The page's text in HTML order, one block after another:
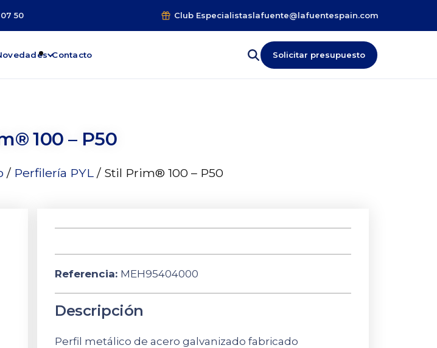
50 Club Especialistaslafuente@lafuentespain.com
Contacto Solicitar presupuesto
100 – P50
/ Perfilería PYL / Stil Prim® 100 – P50
Referencia: MEH95404000
Descripción
Perfil metálico de acero galvanizado fabricado